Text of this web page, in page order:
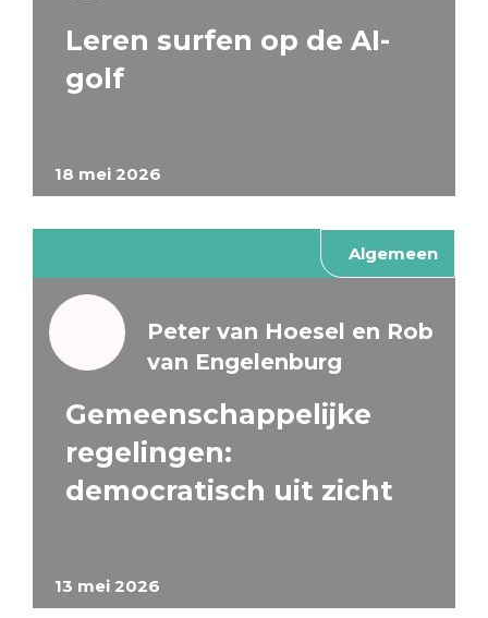
18 mei 2026
Leren surfen op de AI-
golf
Algemeen
13 mei 2026
Peter van Hoesel en Rob
van Engelenburg
Gemeenschappelijke
regelingen:
democratisch uit zicht